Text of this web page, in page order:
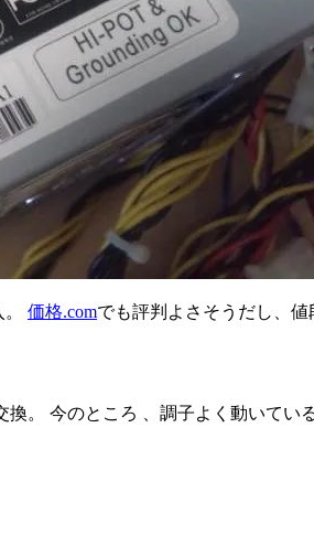
価格.comでも評判よさそうだし、
。 今のところ 、調子よく動いている